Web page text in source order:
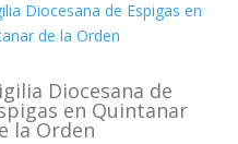
Diocesana de
en Quintanar
la Orden